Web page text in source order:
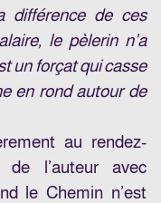
différence de ces
le pèlerin n’a
un forçat qui casse
en rond autour de
au rendez-
l’auteur avec
le Chemin n’est